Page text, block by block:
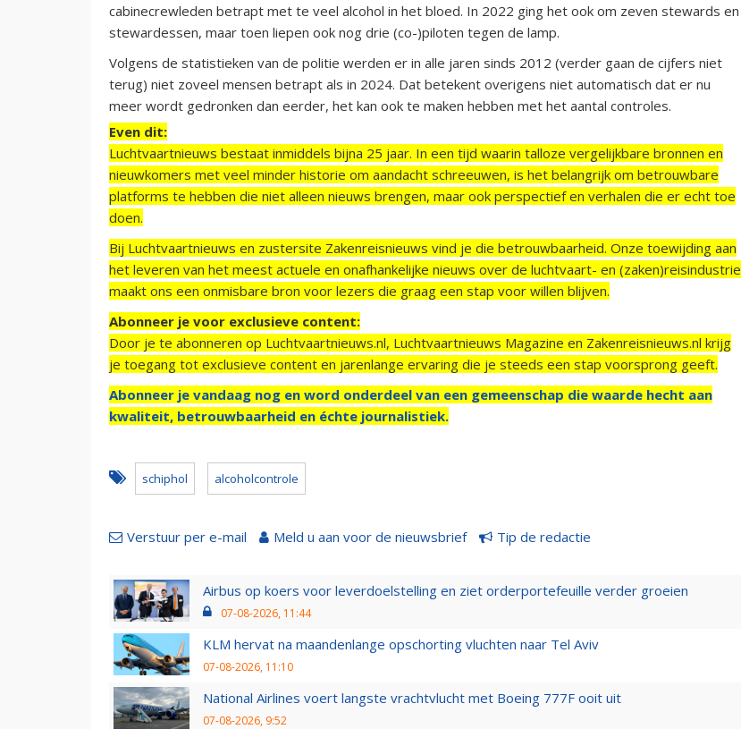
cabinecrewleden betrapt met te veel alcohol in het bloed. In 2022 ging het ook om zeven stewards en
stewardessen, maar toen liepen ook nog drie (co-)piloten tegen de lamp.
Volgens de statistieken van de politie werden er in alle jaren sinds 2012 (verder gaan de cijfers niet
terug) niet zoveel mensen betrapt als in 2024. Dat betekent overigens niet automatisch dat er nu
meer wordt gedronken dan eerder, het kan ook te maken hebben met het aantal controles.
Even dit:
Luchtvaartnieuws bestaat inmiddels bijna 25 jaar. In een tijd waarin talloze vergelijkbare bronnen en
nieuwkomers met veel minder historie om aandacht schreeuwen, is het belangrijk om betrouwbare
platforms te hebben die niet alleen nieuws brengen, maar ook perspectief en verhalen die er echt toe
doen.
Bij Luchtvaartnieuws en zustersite Zakenreisnieuws vind je die betrouwbaarheid. Onze toewijding aan
het leveren van het meest actuele en onafhankelijke nieuws over de luchtvaart- en (zaken)reisindustrie
maakt ons een onmisbare bron voor lezers die graag een stap voor willen blijven.
Abonneer je voor exclusieve content:
Door je te abonneren op Luchtvaartnieuws.nl, Luchtvaartnieuws Magazine en Zakenreisnieuws.nl krijg
je toegang tot exclusieve content en jarenlange ervaring die je steeds een stap voorsprong geeft.
Abonneer je vandaag nog en word onderdeel van een gemeenschap die waarde hecht aan
kwaliteit, betrouwbaarheid en échte journalistiek.
schiphol alcoholcontrole
Verstuur per e-mail Meld u aan voor de nieuwsbrief Tip de redactie
Airbus op koers voor leverdoelstelling en ziet orderportefeuille verder groeien
07-08-2026, 11:44
KLM hervat na maandenlange opschorting vluchten naar Tel Aviv
07-08-2026, 11:10
National Airlines voert langste vrachtvlucht met Boeing 777F ooit uit
07-08-2026, 9:52